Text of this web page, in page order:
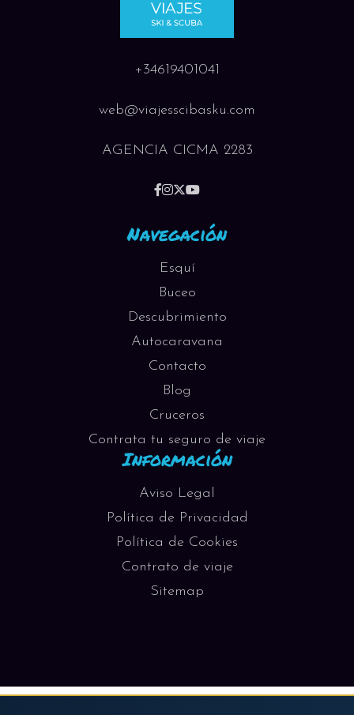
+34619401041
web@viajesscibasku.com
AGENCIA CICMA 2283
Navegación
Esquí
Buceo
Descubrimiento
Autocaravana
Contacto
Blog
Cruceros
Contrata tu seguro de viaje
Información
Aviso Legal
Política de Privacidad
Política de Cookies
Contrato de viaje
Sitemap